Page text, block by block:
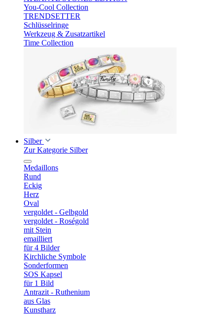
You-Cool Collection
TRENDSETTER
Schlüsselringe
Werkzeug & Zusatzartikel
Time Collection
Silber
Zur Kategorie Silber
Medaillons
Rund
Eckig
Herz
Oval
vergoldet - Gelbgold
vergoldet - Roségold
mit Stein
emailliert
für 4 Bilder
Kirchliche Symbole
Sonderformen
SOS Kapsel
für 1 Bild
Antrazit - Ruthenium
aus Glas
Kunstharz